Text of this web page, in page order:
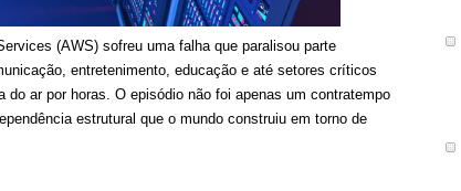
(AWS) sofreu uma falha que paralisou parte
entretenimento, educação e até setores críticos
ar por horas. O episódio não foi apenas um contratempo
estrutural que o mundo construiu em torno de